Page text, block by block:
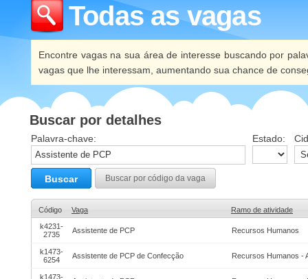
Todas as vagas
Encontre vagas na sua área de interesse buscando por
vagas que lhe interessam, aumentando sua chance de
Buscar por detalhes
Palavra-chave: Estado:
Buscar Buscar por código da vaga
Código Vaga
Ramo de atividade
k4231-
2735
Assistente de PCP Recursos Humanos
k1473-
6254
Assistente de PCP de Confecção Recursos Humanos -
k1473-